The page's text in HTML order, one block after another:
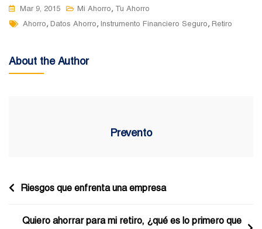
Mar 9, 2015 Mi Ahorro, Tu Ahorro
Tags
Ahorro, Datos Ahorro, Instrumento Financiero Seguro, Retiro
About the Author
Prevento
Navegación
entradas
Riesgos que enfrenta una empresa
Quiero ahorrar para mi retiro, ¿qué es lo primero que